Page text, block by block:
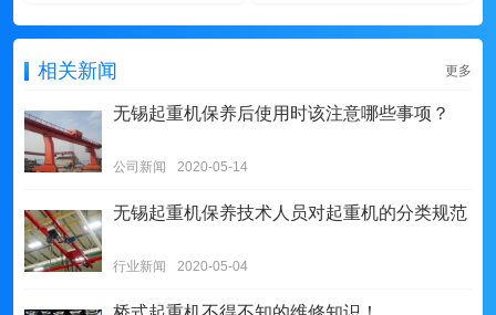
相关新闻 更多
无锡起重机保养后使用时该注意哪些事项？
公司新闻 2020-05-14
无锡起重机保养技术人员对起重机的分类规范
行业新闻 2020-05-04